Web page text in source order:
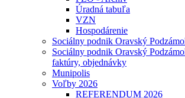
Úradná tabuľa
VZN
Hospodárenie
Sociálny podnik Oravský
Sociálny podnik Oravský
faktúry, objednávky
Munipolis
Voľby 2026
REFERENDUM 2026